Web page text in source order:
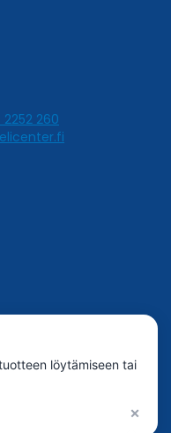
2252 260
Reserved
löytämiseen tai
×